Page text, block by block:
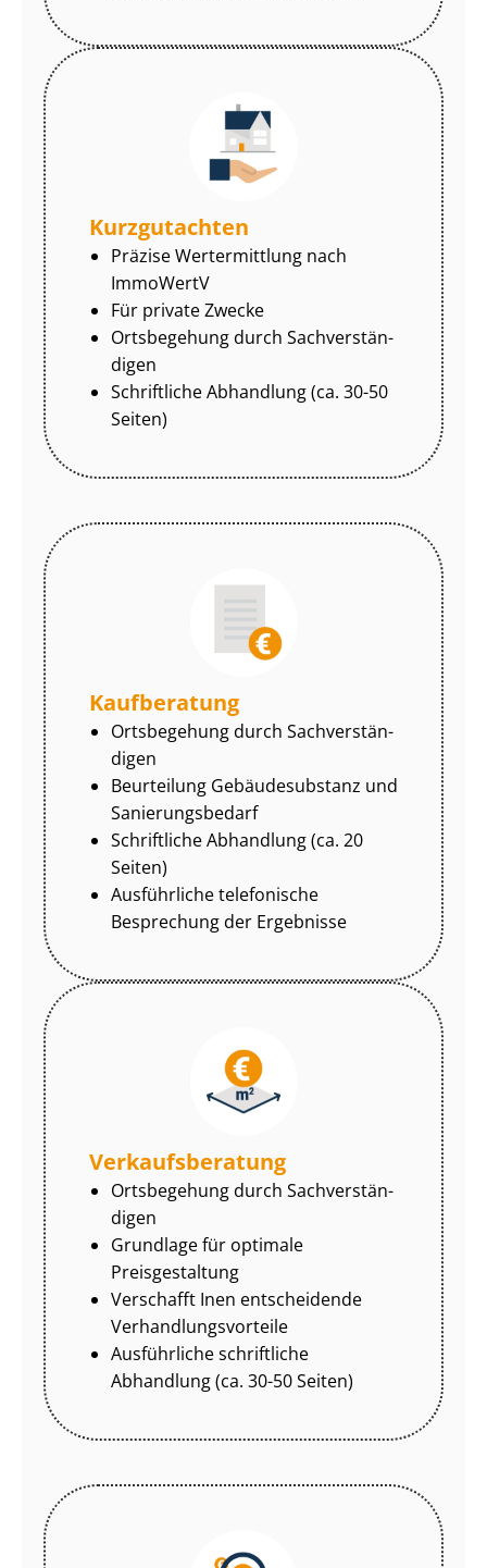
Kurzgutachten
Präzise Wertermittlung nach
ImmoWertV
Für private Zwecke
Ortsbegehung durch Sach­ver­stän­
di­gen
Schriftliche Abhandlung (ca. 30-50
Seiten)
Kaufberatung
Ortsbegehung durch Sach­ver­stän­
di­gen
Beurteilung Gebäudesubstanz und
Sa­nie­rungs­be­darf
Schriftliche Abhandlung (ca. 20
Seiten)
Ausführliche telefonische
Besprechung der Ergebnisse
Ver­kaufs­be­ra­tung
Ortsbegehung durch Sach­ver­stän­
di­gen
Grundlage für optimale
Preisgestaltung
Verschafft Inen entscheidende
Ver­hand­lungs­vor­tei­le
Ausführliche schriftliche
Abhandlung (ca. 30-50 Seiten)